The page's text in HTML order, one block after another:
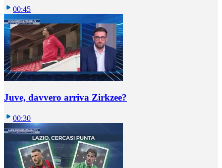
00:45
Juve, davvero arriva Zirkzee?
00:30